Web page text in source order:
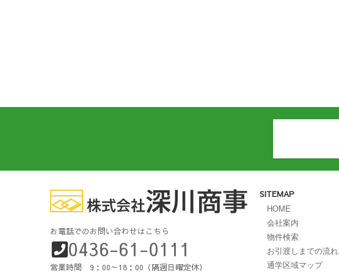
お電話でのお問い合わせはこちら
0436-61-0111
営業時間 9：00～18：00（隔週日曜定休）
SITEMAP
HOME
会社案内
物件検索
お引渡しまでの流れ
通学区域マップ